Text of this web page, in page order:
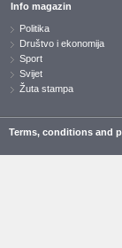
Info magazin
Politika
Društvo i ekonomija
Sport
Svijet
Žuta stampa
Terms, conditions and